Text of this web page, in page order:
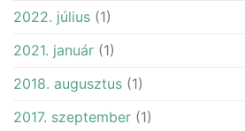
2022. július (1)
2021. január (1)
2018. augusztus (1)
2017. szeptember (1)